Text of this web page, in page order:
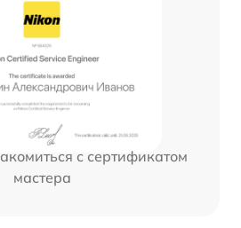
с сертификатом
мастера